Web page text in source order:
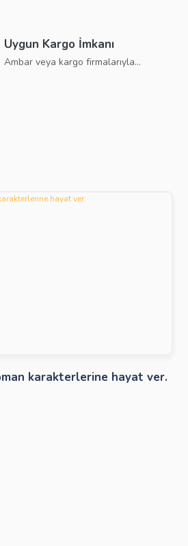
Uygun Kargo İmkanı
Ambar veya kargo firmalarıyla...
karakterlerine hayat ver.